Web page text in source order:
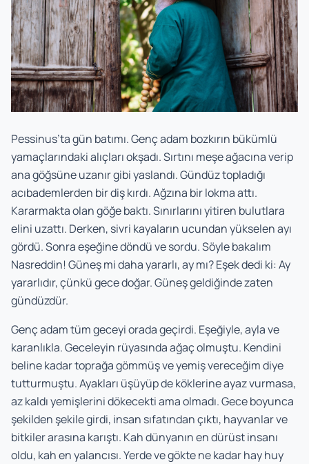
Pessinus’ta gün batımı. Genç adam bozkırın bükümlü
yamaçlarındaki alıçları okşadı. Sırtını meşe ağacına verip
ana göğsüne uzanır gibi yaslandı. Gündüz topladığı
acıbademlerden bir diş kırdı. Ağzına bir lokma attı.
Kararmakta olan göğe baktı. Sınırlarını yitiren bulutlara
elini uzattı. Derken, sivri kayaların ucundan yükselen ayı
gördü. Sonra eşeğine döndü ve sordu. Söyle bakalım
Nasreddin! Güneş mi daha yararlı, ay mı? Eşek dedi ki: Ay
yararlıdır, çünkü gece doğar. Güneş geldiğinde zaten
gündüzdür.
Genç adam tüm geceyi orada geçirdi. Eşeğiyle, ayla ve
karanlıkla. Geceleyin rüyasında ağaç olmuştu. Kendini
beline kadar toprağa gömmüş ve yemiş vereceğim diye
tutturmuştu. Ayakları üşüyüp de köklerine ayaz vurmasa,
az kaldı yemişlerini dökecekti ama olmadı. Gece boyunca
şekilden şekile girdi, insan sıfatından çıktı, hayvanlar ve
bitkiler arasına karıştı. Kah dünyanın en dürüst insanı
oldu, kah en yalancısı. Yerde ve gökte ne kadar hay huy